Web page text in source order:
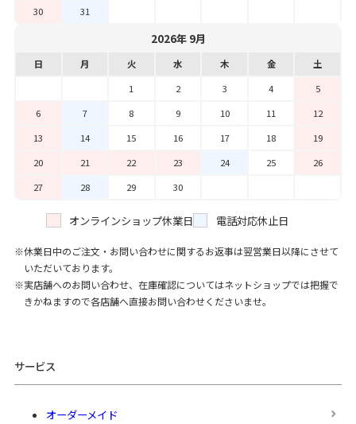
30
31
2026年 9月
日 月 火 水 木 金
土
1
2 3 4
5
6
7 8 9 10 11
12
13
14 15 16 17 18
19
20
21 22 23 24 25
26
27
28 29 30
オンラインショップ休業日 電話対応休止日
休業日中のご注文・お問い合わせに関するお返事は翌営業日以降にさせて
いただいております。
実店舗へのお問い合わせ、在庫確認についてはネットショップでは把握で
きかねますので各店舗へ直接お問い合わせくださいませ。
サービス
オーダーメイド